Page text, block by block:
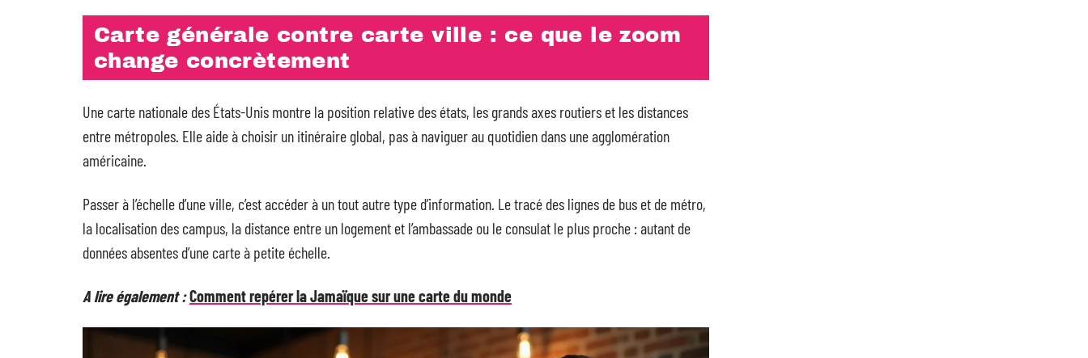
Carte générale contre carte ville : ce que le zoom
change concrètement
Une carte nationale des États-Unis montre la position relative des états, les grands axes routiers et les distances
entre métropoles. Elle aide à choisir un itinéraire global, pas à naviguer au quotidien dans une agglomération
américaine.
Passer à l’échelle d’une ville, c’est accéder à un tout autre type d’information. Le tracé des lignes de bus et de métro,
la localisation des campus, la distance entre un logement et l’ambassade ou le consulat le plus proche : autant de
données absentes d’une carte à petite échelle.
A lire également :Comment repérer la Jamaïque sur une carte du monde